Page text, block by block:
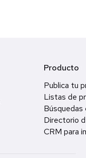
Producto
Publica tu
Listas de
Búsquedas
Directorio
CRM para